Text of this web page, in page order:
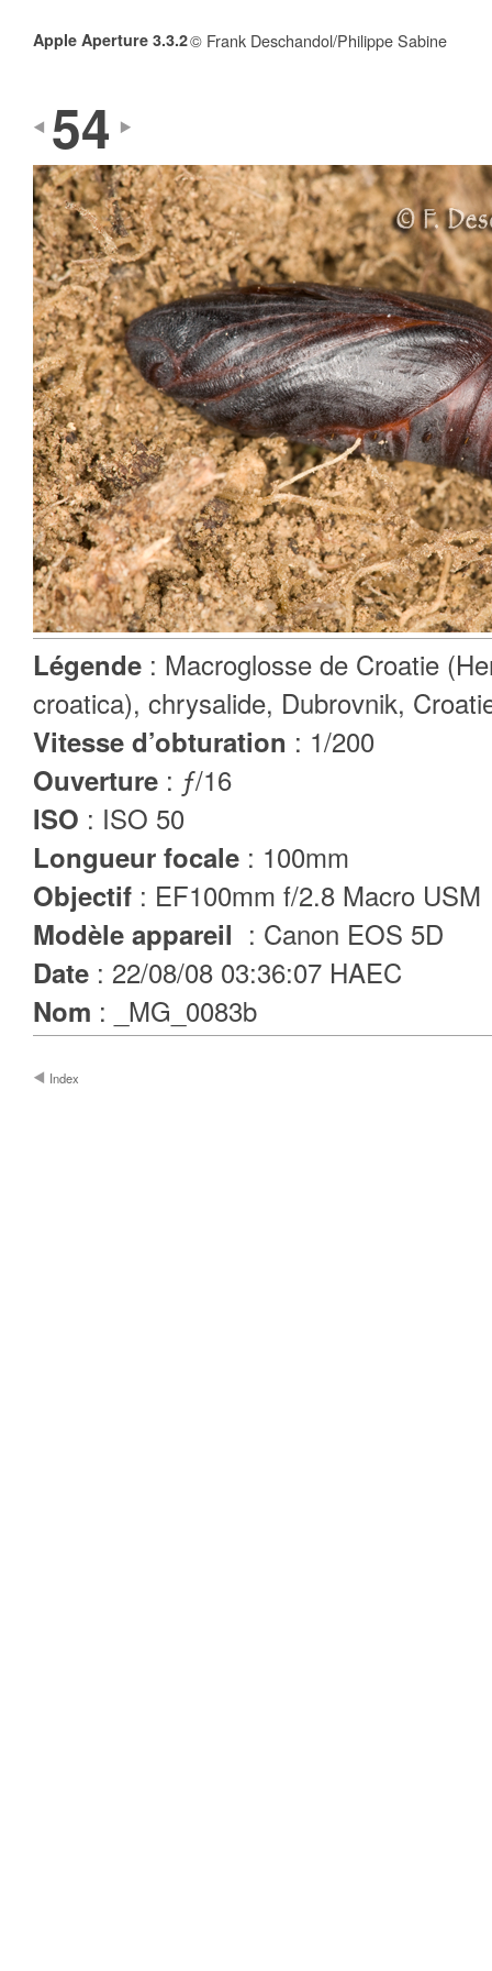
Apple Aperture 3.3.2© Frank Deschandol/Philippe Sabine
54
Légende : Macroglosse de Croatie
croatica), chrysalide, Dubrovnik,
Vitesse d’obturation : 1/200
Ouverture : ƒ/16
ISO : ISO 50
Longueur focale : 100mm
Objectif : EF100mm f/2.8 Macro USM
Modèle appareil : Canon EOS 5D
Date : 22/08/08 03:36:07 HAEC
Nom : _MG_0083b
Index